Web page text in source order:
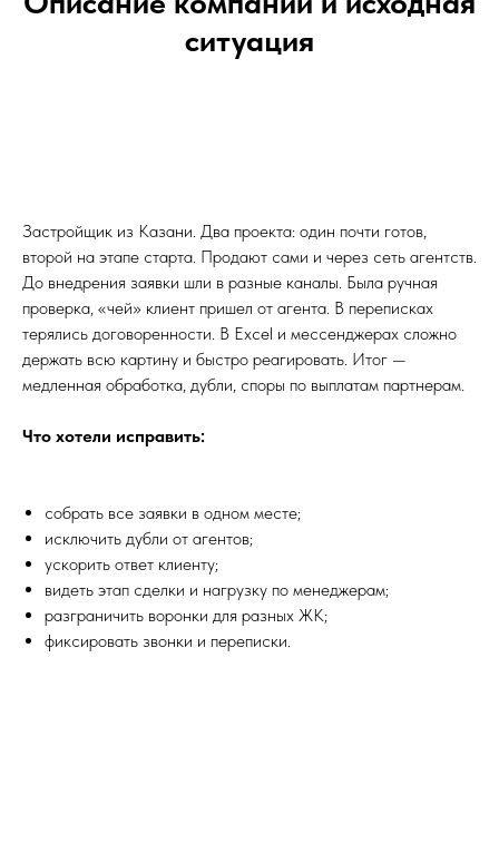
ситуация
Застройщик из Казани. Два проекта: один почти готов,
второй на этапе старта. Продают сами и через сеть агентств.
До внедрения заявки шли в разные каналы. Была ручная
проверка, «чей» клиент пришел от агента. В переписках
терялись договоренности. В Excel и мессенджерах сложно
держать всю картину и быстро реагировать. Итог —
медленная обработка, дубли, споры по выплатам партнерам.
Что хотели исправить:
собрать все заявки в одном месте;
исключить дубли от агентов;
ускорить ответ клиенту;
видеть этап сделки и нагрузку по менеджерам;
разграничить воронки для разных ЖК;
фиксировать звонки и переписки.